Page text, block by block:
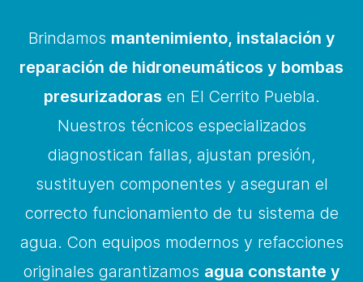
Brindamos mantenimiento, instalación y
reparación de hidroneumáticos y bombas
presurizadoras en El Cerrito Puebla.
Nuestros técnicos especializados
diagnostican fallas, ajustan presión,
sustituyen componentes y aseguran el
correcto funcionamiento de tu sistema de
agua. Con equipos modernos y refacciones
originales garantizamos agua constante y